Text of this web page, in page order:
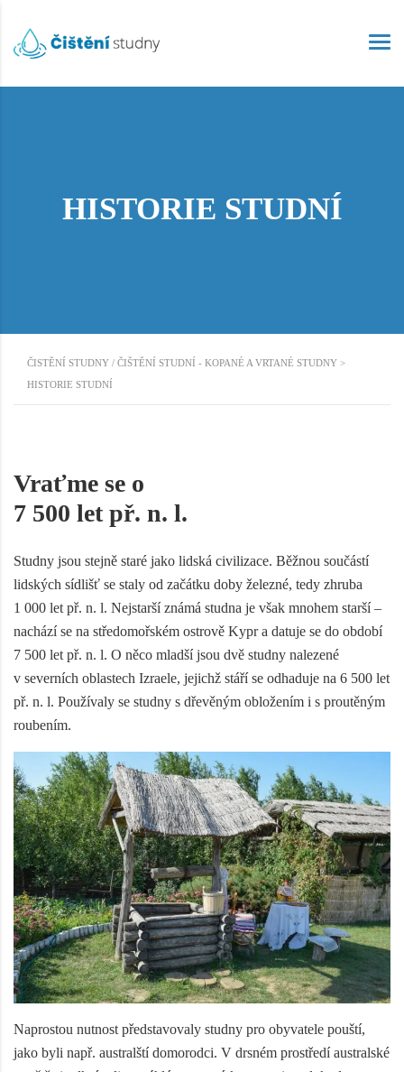
HISTORIE STUDNÍ
ČISTĚNÍ STUDNY / ČIŠTĚNÍ STUDNÍ - KOPANÉ A VRTANÉ STUDNY >
HISTORIE STUDNÍ
Vraťme se o
7 500 let př. n. l.
Studny jsou stejně staré jako lidská civilizace. Běžnou součástí
lidských sídlišť se staly od začátku doby železné, tedy zhruba
1 000 let př. n. l. Nejstarší známá studna je však mnohem starší –
nachází se na středomořském ostrově Kypr a datuje se do období
7 500 let př. n. l. O něco mladší jsou dvě studny nalezené
v severních oblastech Izraele, jejichž stáří se odhaduje na 6 500 let
př. n. l. Používaly se studny s dřevěným obložením i s proutěným
roubením.
Naprostou nutnost představovaly studny pro obyvatele pouští,
jako byli např. australští domorodci. V drsném prostředí australské